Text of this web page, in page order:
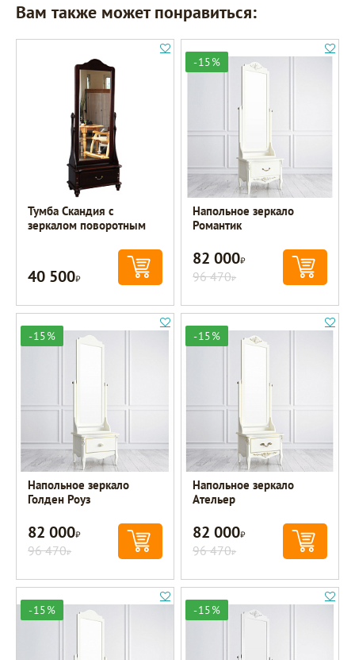
Вам также может понравиться:
Тумба Скандия с
зеркалом поворотным
40 500Р
-15%
Напольное зеркало
Романтик
82 000Р
96 470Р
-15%
Напольное зеркало
Голден Роуз
82 000Р
96 470Р
-15%
Напольное зеркало
Ательер
82 000Р
96 470Р
-15% -15%